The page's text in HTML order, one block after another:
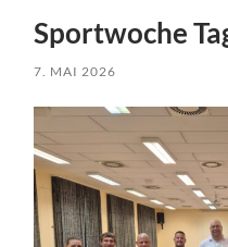
Sportwoche
7. MAI 2026